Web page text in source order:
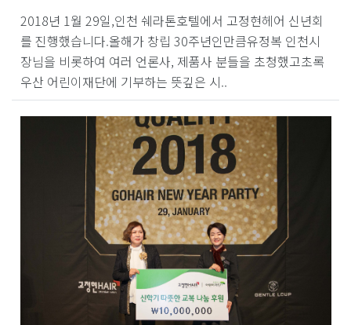
2018년 1월 29일,인천 쉐라톤호텔에서 고정현헤어 신년회
를 진행했습니다.올해가 창립 30주년인만큼유정복 인천시
장님을 비롯하여 여러 언론사, 제품사 분들을 초청했고초록
우산 어린이재단에 기부하는 뜻깊은 시..